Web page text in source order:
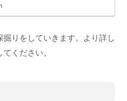
りをしていきます。より詳し
ください。